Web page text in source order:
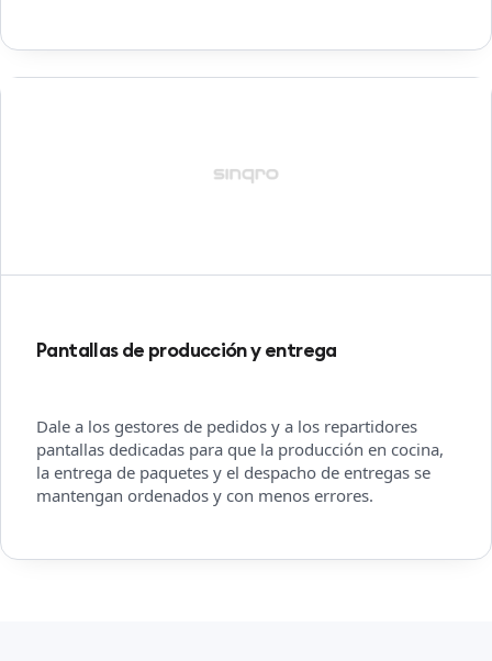
Pantallas de producción y entrega
Dale a los gestores de pedidos y a los repartidores
pantallas dedicadas para que la producción en cocina,
la entrega de paquetes y el despacho de entregas se
mantengan ordenados y con menos errores.